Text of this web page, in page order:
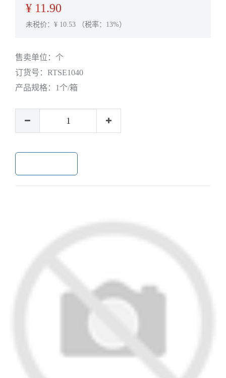
¥ 11.90
未税价：¥ 10.53 （税率：13%）
售卖单位： 个
订货号： RTSE1040
产品规格： 1个/箱